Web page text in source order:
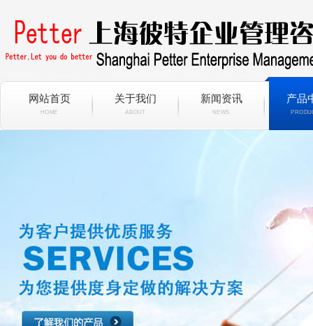
网站首页
HOME
关于我们
ABOUT
新闻资讯
NEWS
产品